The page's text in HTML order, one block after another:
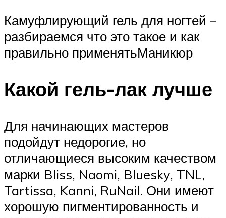
Камуфлирующий гель для ногтей –
разбираемся что это такое и как
правильно применятьМаникюр
Какой гель-лак лучше
Для начинающих мастеров
подойдут недорогие, но
отличающиеся высоким качеством
марки Bliss, Naomi, Bluesky, TNL,
Tartissa, Kanni, RuNail. Они имеют
хорошую пигментированность и